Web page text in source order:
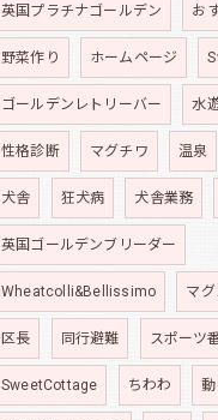
英国プラチナゴールデン お
野菜作り ホームページ
ゴールデンレトリーバー 水
性格診断 マグチワ 温泉
犬舎 狂犬病 犬舎業務
英国ゴールデンブリーダー
Wheatcolli&Bellissimo マ
区長 同行避難 スポーツ
SweetCottage ちわわ